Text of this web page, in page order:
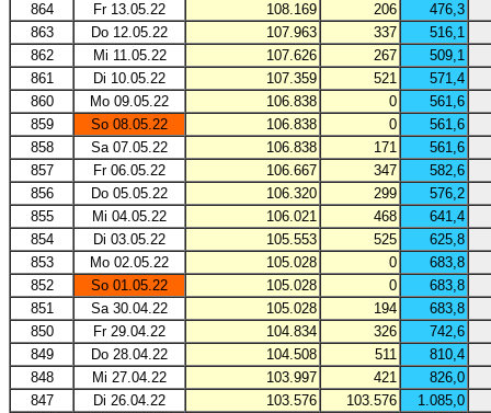
864
Fr 13.05.22 108.169 206
476,3
863
Do 12.05.22 107.963 337
516,1
862
Mi 11.05.22 107.626 267
509,1
861
Di 10.05.22 107.359 521
571,4
860
Mo 09.05.22 106.838 0
561,6
859
So 08.05.22 106.838 0
561,6
858
Sa 07.05.22 106.838 171
561,6
857
Fr 06.05.22 106.667 347
582,6
856
Do 05.05.22 106.320 299
576,2
855
Mi 04.05.22 106.021 468
641,4
854
Di 03.05.22 105.553 525
625,8
853
Mo 02.05.22 105.028 0
683,8
852
So 01.05.22 105.028 0
683,8
851
Sa 30.04.22 105.028 194
683,8
850
Fr 29.04.22 104.834 326
742,6
849
Do 28.04.22 104.508 511
810,4
848
Mi 27.04.22 103.997 421
826,0
847
Di 26.04.22 103.576 103.576
1.085,0